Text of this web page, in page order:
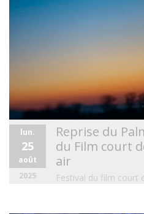
lun.
25
août
2025
Reprise du
du Film court
air
Festival du film court